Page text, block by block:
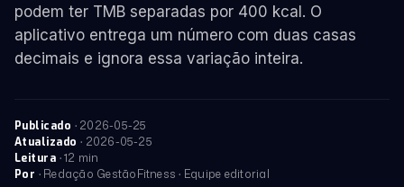
podem ter TMB separadas por 400 kcal. O
aplicativo entrega um número com duas casas
decimais e ignora essa variação inteira.
Publicado · 2026-05-25
Atualizado · 2026-05-25
Leitura · 12 min
Por · Redação GestãoFitness · Equipe editorial